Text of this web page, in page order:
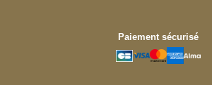
Paiement sécurisé